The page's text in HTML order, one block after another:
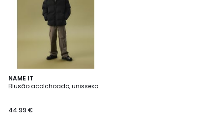
NAME IT
Blusão acolchoado, unissexo
44.99 €